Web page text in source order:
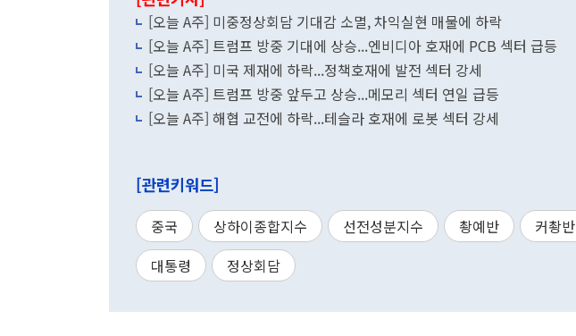
[오늘 A주] 미중정상회담 기대감 소멸, 차익실현 매물에 하락
[오늘 A주] 트럼프 방중 기대에 상승...엔비디아 호재에 PCB 섹터 급등
[오늘 A주] 미국 제재에 하락...정책호재에 발전 섹터 강세
[오늘 A주] 트럼프 방중 앞두고 상승...메모리 섹터 연일 급등
[오늘 A주] 해협 교전에 하락...테슬라 호재에 로봇 섹터 강세
[관련키워드]
중국 상하이종합지수 선전성분지수 촹예반 커촹반
대통령
정상회담